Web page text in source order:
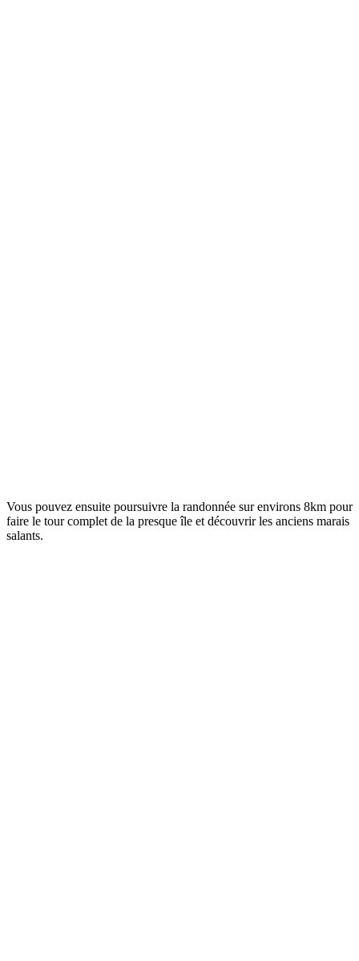
Vous pouvez ensuite poursuivre la randonnée sur environs 8km pour
faire le tour complet de la presque île et découvrir les anciens marais
salants.